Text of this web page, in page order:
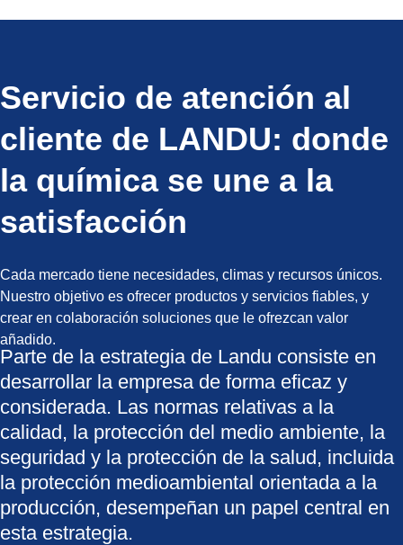
Servicio de atención al
cliente de LANDU: donde
la química se une a la
satisfacción
Cada mercado tiene necesidades, climas y recursos únicos.
Nuestro objetivo es ofrecer productos y servicios fiables, y
crear en colaboración soluciones que le ofrezcan valor
añadido.
Parte de la estrategia de Landu consiste en
desarrollar la empresa de forma eficaz y
considerada. Las normas relativas a la
calidad, la protección del medio ambiente, la
seguridad y la protección de la salud, incluida
la protección medioambiental orientada a la
producción, desempeñan un papel central en
esta estrategia.